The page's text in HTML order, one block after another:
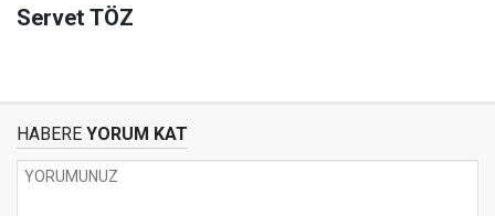
Servet TÖZ
HABERE YORUM KAT